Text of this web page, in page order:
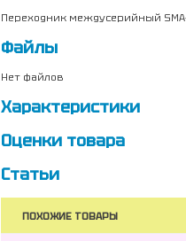
Переходник междусерийный
Файлы
Нет файлов
Характеристики
Оценки товара
Статьи
ПОХОЖИЕ ТОВАРЫ